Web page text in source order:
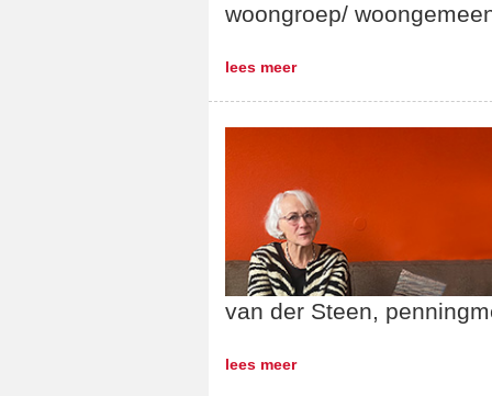
woongroep/
lees meer
van der Steen,
lees meer